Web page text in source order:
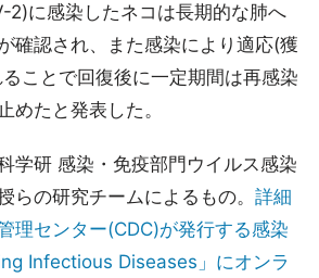
2)に感染したネコは長期的な肺へ
確認され、また感染により適応(獲
ことで回復後に一定期間は再感染
めたと発表した。
学研 感染・免疫部門ウイルス感染
らの研究チームによるもの。 詳細
理センター(CDC)が発行する感染
Infectious Diseases」にオンラ